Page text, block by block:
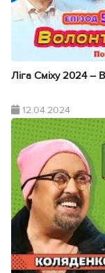
Ліга Сміху 2024 –
12.04.2024